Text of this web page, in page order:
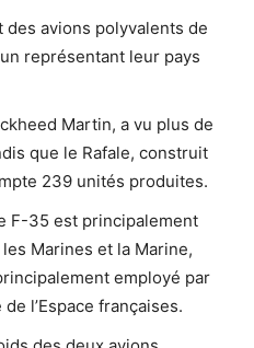
des avions polyvalents de
représentant leur pays
Martin, a vu plus de
que le Rafale, construit
239 unités produites.
F-35 est principalement
Marines et la Marine,
employé par
de l’Espace françaises.